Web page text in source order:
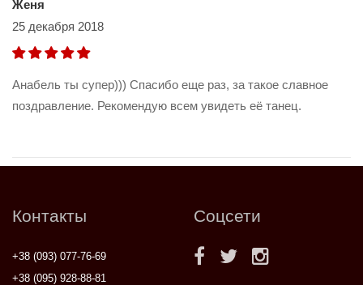
Женя
25 декабря 2018
Анабель ты супер))) Спасибо еще раз, за такое славное
поздравление. Рекомендую всем увидеть её танец.
Контакты
+38 (093) 077-76-69
+38 (095) 928-88-81
Соцсети